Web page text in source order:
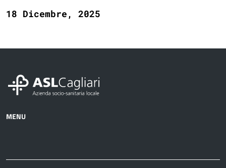
18 Dicembre, 2025
MENU
fare